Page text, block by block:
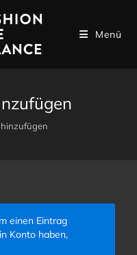
Menü
einen Eintrag
Konto haben,